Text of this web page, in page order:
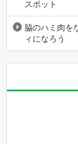
スポット
脇のハミ肉を
ィになろう